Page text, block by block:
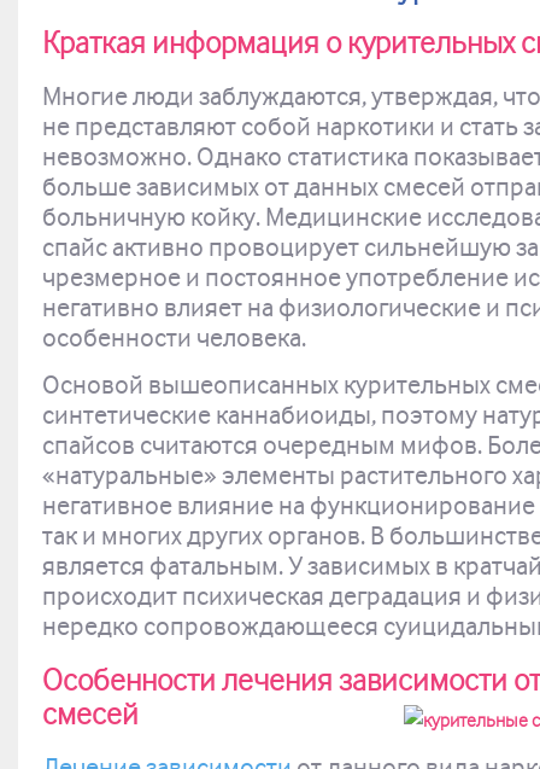
Краткая информация о курительных
Многие люди заблуждаются, утверждая,
не представляют собой наркотики и стать
невозможно. Однако статистика
больше зависимых от данных смесей
больничную койку. Медицинские
спайс активно провоцирует сильнейшую
чрезмерное и постоянное употребление
негативно влияет на физиологические и
особенности человека.
Основой вышеописанных курительных
синтетические каннабиоиды, поэтому
спайсов считаются очередным мифов.
«натуральные» элементы растительного
негативное влияние на функционирование
так и многих других органов. В
является фатальным. У зависимых в
происходит психическая деградация и
нередко сопровождающееся
Особенности лечения зависимости
смесей